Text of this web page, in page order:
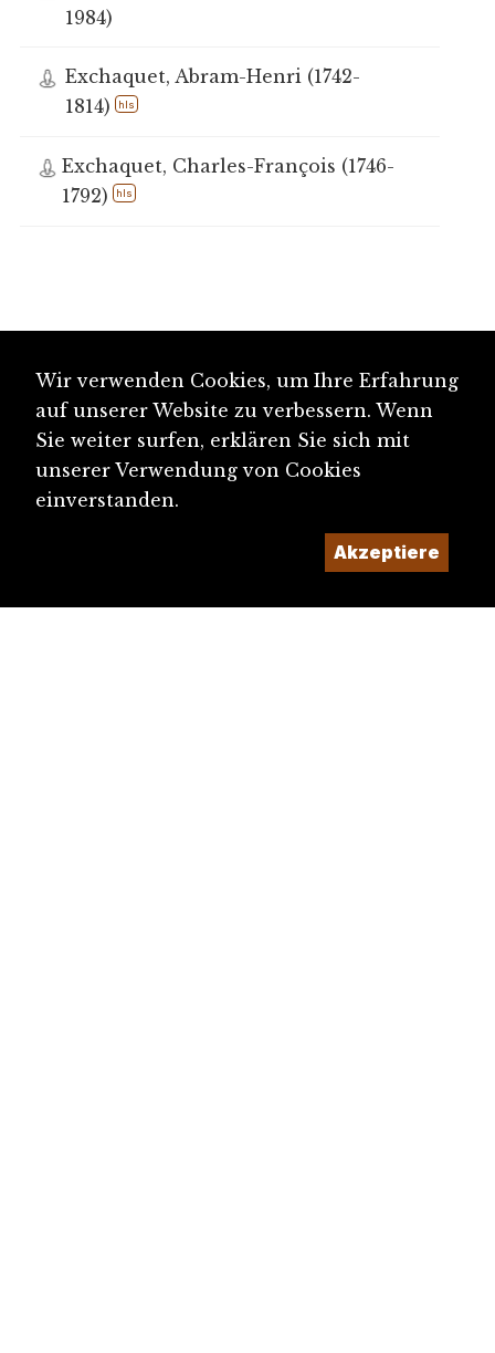
1984)
Exchaquet, Abram-Henri (1742-
1814)
hls
Exchaquet, Charles-François (1746-
1792)
hls
Wir verwenden Cookies, um Ihre Erfahrung
auf unserer Website zu verbessern. Wenn
Sie weiter surfen, erklären Sie sich mit
unserer Verwendung von Cookies
einverstanden.
Akzeptiere